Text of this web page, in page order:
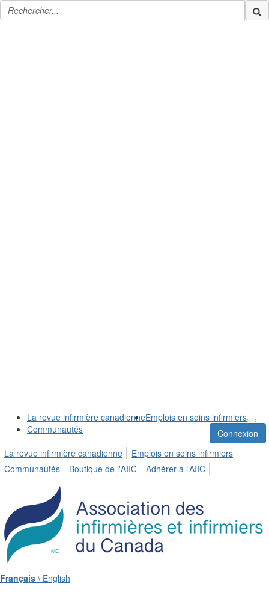
La revue infirmière canadienneEmplois en soins infirmiers
Communautés
Connexion
La revue infirmière canadienne
Emplois en soins infirmiers
Communautés
Boutique de l'AIIC Adhérer à l’AIIC
Français \ English